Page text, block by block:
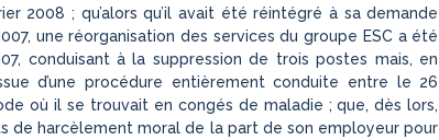
2008 ; qu’alors qu’il avait été réintégré à sa demande
une réorganisation des services du groupe ESC a été
conduisant à la suppression de trois postes mais, en
d’une procédure entièrement conduite entre le 26
où il se trouvait en congés de maladie ; que, dès lors,
de harcèlement moral de la part de son employeur pour